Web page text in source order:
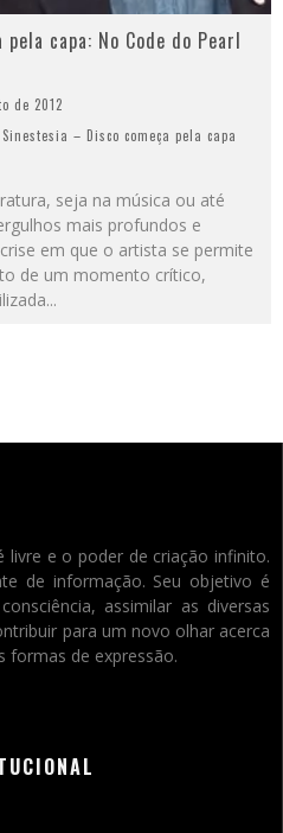
capa: No Code do Pearl
de 2012
Sinestesia – Disco começa pela capa
seja na música ou até
mais profundos e
em que o artista se permite
de um momento crítico,
livre e o poder de criação infinito.
de informação. Seu objetivo é
assimilar as diversas
para um novo olhar acerca
formas de expressão.